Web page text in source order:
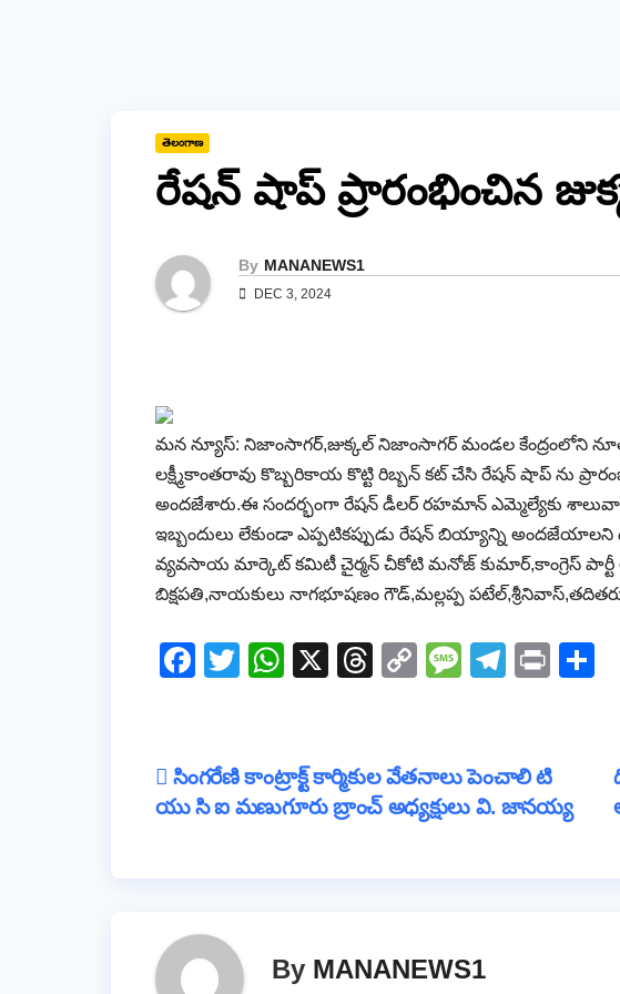
తెలంగాణ
రేషన్ షాప్ ప్రారంభించిన
By MANANEWS1
DEC 3, 2024
మన న్యూస్: నిజాంసాగర్,జుక్కల్ నిజాంసాగర్ మండల కేంద్రంలోని
లక్ష్మీకాంతరావు కొబ్బరికాయ కొట్టి రిబ్బన్ కట్ చేసి రేషన్ షాప్ ను
అందజేశారు.ఈ సందర్భంగా రేషన్ డీలర్ రహమాన్ ఎమ్మెల్యేకు
ఇబ్బందులు లేకుండా ఎప్పటికప్పుడు రేషన్ బియ్యాన్ని అందజేయాలని
వ్యవసాయ మార్కెట్ కమిటీ చైర్మన్ చీకోటి మనోజ్ కుమార్,కాంగ్రెస్ పార్టీ
బిక్షపతి,నాయకులు నాగభూషణం గౌడ్,మల్లప్ప
F
e
b
T
er
W
s
A
X
T
a
d
C
y
Li
M
a
g
T
gr
a
Pr
Post
navigation
సింగరేణి కాంట్రాక్ట్ కార్మికుల వేతనాలు పెంచాలి టి
యు సి ఐ మణుగూరు బ్రాంచ్ అధ్యక్షులు వి. జానయ్య
By MANANEWS1